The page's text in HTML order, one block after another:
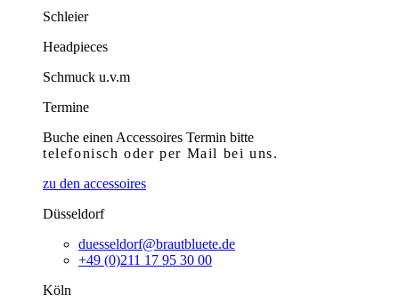
Schleier
Headpieces
Schmuck u.v.m
Termine
Buche einen Accessoires Termin bitte
telefonischoder per Mail bei uns.
zu den accessoires
Düsseldorf
duesseldorf@brautbluete.de
+49 (0)211 17 95 30 00
Köln